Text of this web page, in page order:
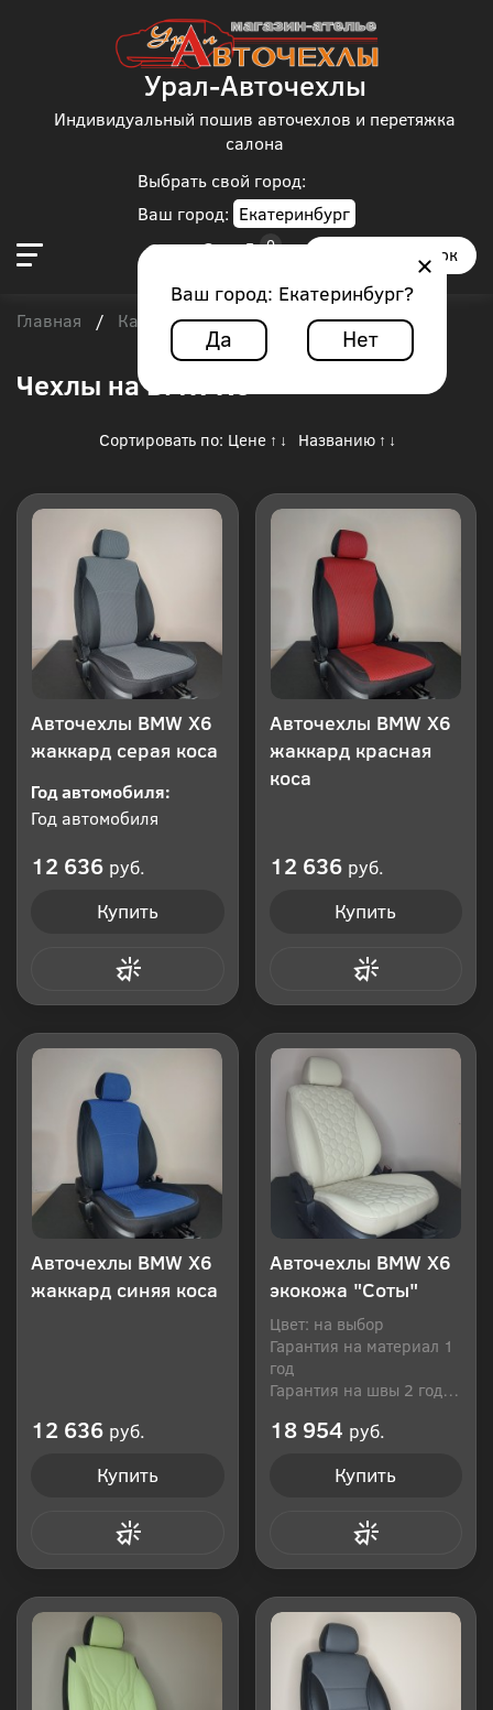
Выбрать свой город:
Ваш город: Екатеринбург
Ваш город: Екатеринбург?
Да Нет
Урал-Авточехлы
Индивидуальный пошив авточехлов и перетяжка
салона
Заказать звонок
Главная / Каталог чехлов / BMW / BMW Х6
Чехлы на BMW Х6
Сортировать по: Цене ↑ ↓ Названию ↑ ↓
Авточехлы BMW Х6
жаккард серая коса
Год автомобиля:
Год автомобиля
12 636 руб.
Купить
Авточехлы BMW Х6
жаккард красная
коса
12 636 руб.
Купить
Авточехлы BMW Х6
жаккард синяя коса
12 636 руб.
Купить
Авточехлы BMW Х6
экокожа "Соты"
Цвет: на выбор
Гарантия на материал 1
год
Гарантия на швы 2 года
18 954 руб.
Купить